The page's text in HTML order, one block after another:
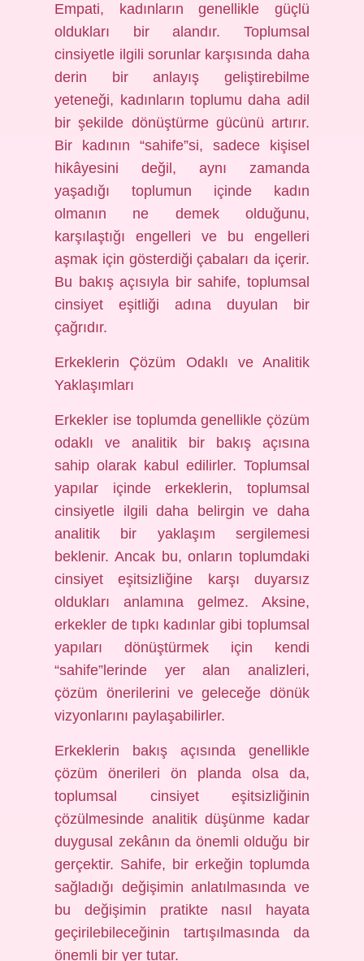
Empati, kadınların genellikle güçlü
oldukları bir alandır. Toplumsal
cinsiyetle ilgili sorunlar karşısında daha
derin bir anlayış geliştirebilme
yeteneği, kadınların toplumu daha adil
bir şekilde dönüştürme gücünü artırır.
Bir kadının “sahife”si, sadece kişisel
hikâyesini değil, aynı zamanda
yaşadığı toplumun içinde kadın
olmanın ne demek olduğunu,
karşılaştığı engelleri ve bu engelleri
aşmak için gösterdiği çabaları da içerir.
Bu bakış açısıyla bir sahife, toplumsal
cinsiyet eşitliği adına duyulan bir
çağrıdır.
Erkeklerin Çözüm Odaklı ve Analitik
Yaklaşımları
Erkekler ise toplumda genellikle çözüm
odaklı ve analitik bir bakış açısına
sahip olarak kabul edilirler. Toplumsal
yapılar içinde erkeklerin, toplumsal
cinsiyetle ilgili daha belirgin ve daha
analitik bir yaklaşım sergilemesi
beklenir. Ancak bu, onların toplumdaki
cinsiyet eşitsizliğine karşı duyarsız
oldukları anlamına gelmez. Aksine,
erkekler de tıpkı kadınlar gibi toplumsal
yapıları dönüştürmek için kendi
“sahife”lerinde yer alan analizleri,
çözüm önerilerini ve geleceğe dönük
vizyonlarını paylaşabilirler.
Erkeklerin bakış açısında genellikle
çözüm önerileri ön planda olsa da,
toplumsal cinsiyet eşitsizliğinin
çözülmesinde analitik düşünme kadar
duygusal zekânın da önemli olduğu bir
gerçektir. Sahife, bir erkeğin toplumda
sağladığı değişimin anlatılmasında ve
bu değişimin pratikte nasıl hayata
geçirilebileceğinin tartışılmasında da
önemli bir yer tutar.